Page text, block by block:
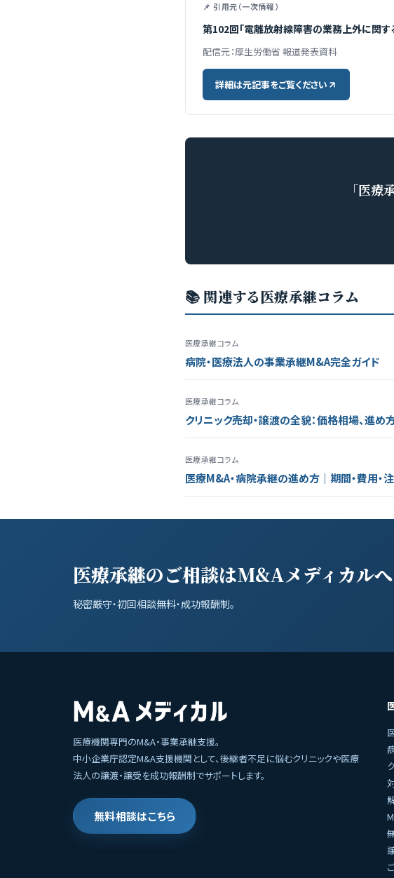
📌 引用元（一次情報）
第102回「電離放射線障害の業務上外に関す
配信元：厚生労働省 報道発表資料
詳細は元記事をご覧ください
「医
📚 関連する医療承継コラム
医療承継コラム
病院・医療法人の事業承継M&A完全ガイド
医療承継コラム
クリニック売却・譲渡の全貌：価格相場、進め
医療承継コラム
医療M&A・病院承継の進め方｜期間・費用・
医療承継のご相談はM&Aメディカルへ
秘密厳守・初回相談無料・成功報酬制。
医療機関専門のM&A・事業承継支援。
中小企業庁認定M&A支援機関として、後継者不足に悩むクリニックや医療
法人の譲渡・譲受を成功報酬制でサポートします。
無料相談はこちら